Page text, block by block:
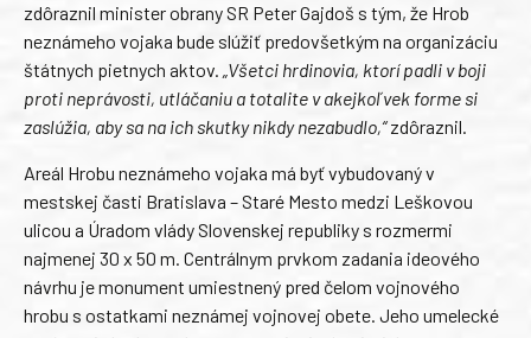
zdôraznil minister obrany SR Peter Gajdoš s tým, že Hrob
neznámeho vojaka bude slúžiť predovšetkým na organizáciu
štátnych pietnych aktov. „Všetci hrdinovia, ktorí padli v boji
proti neprávosti, utláčaniu a totalite v akejkoľvek forme si
zaslúžia, aby sa na ich skutky nikdy nezabudlo,“zdôraznil.
Areál Hrobu neznámeho vojaka má byť vybudovaný v
mestskej časti Bratislava – Staré Mesto medzi Leškovou
ulicou a Úradom vlády Slovenskej republiky s rozmermi
najmenej 30 x 50 m. Centrálnym prvkom zadania ideového
návrhu je monument umiestnený pred čelom vojnového
hrobu s ostatkami neznámej vojnovej obete. Jeho umelecké